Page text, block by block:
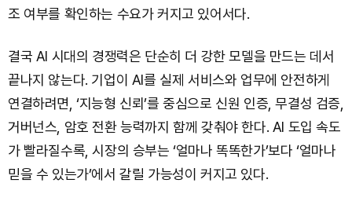
조 여부를 확인하는 수요가 커지고 있어서다.
결국 AI 시대의 경쟁력은 단순히 더 강한 모델을 만드는 데서
끝나지 않는다. 기업이 AI를 실제 서비스와 업무에 안전하게
연결하려면, ‘지능형 신뢰’를 중심으로 신원 인증, 무결성 검증,
거버넌스, 암호 전환 능력까지 함께 갖춰야 한다. AI 도입 속도
가 빨라질수록, 시장의 승부는 ‘얼마나 똑똑한가’보다 ‘얼마나
믿을 수 있는가’에서 갈릴 가능성이 커지고 있다.